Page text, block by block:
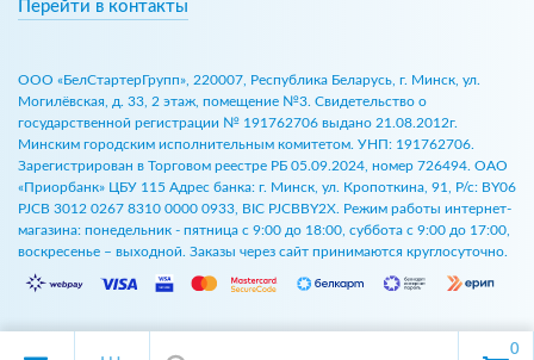
0
Перейти в контакты
ООО «БелСтартерГрупп», 220007, Республика Беларусь, г. Минск, ул.
Могилёвская, д. 33, 2 этаж, помещение №3. Свидетельство о
государственной регистрации № 191762706 выдано 21.08.2012г.
Минским городским исполнительным комитетом. УНП: 191762706.
Зарегистрирован в Торговом реестре РБ 05.09.2024, номер 726494. ОАО
«Приорбанк» ЦБУ 115 Адрес банка: г. Минск, ул. Кропоткина, 91, Р/с: BY06
PJCB 3012 0267 8310 0000 0933, BIC PJCBBY2X. Режим работы интернет-
магазина: понедельник - пятница с 9:00 до 18:00, суббота с 9:00 до 17:00,
воскресенье – выходной. Заказы через сайт принимаются круглосуточно.